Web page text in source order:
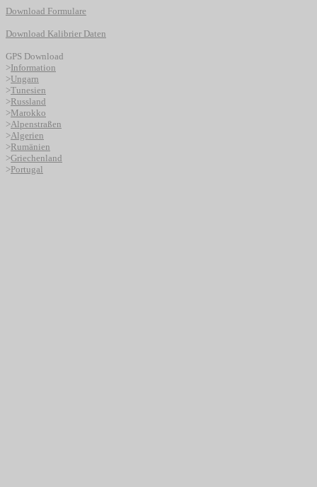
Download Formulare
Download Kalibrier Daten
GPS Download
>Information
>Ungarn
>Tunesien
>Russland
>Marokko
>Alpenstraßen
>Algerien
>Rumänien
>Griechenland
>Portugal